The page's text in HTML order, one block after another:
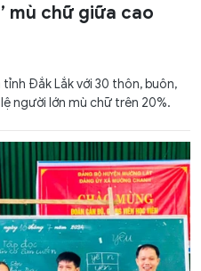
mù chữ giữa cao
Đắk Lắk với 30 thôn, buôn,
người lớn mù chữ trên 20%.